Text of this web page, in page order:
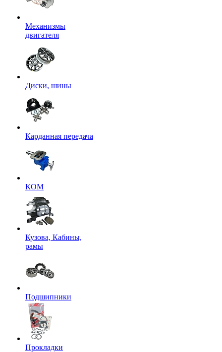
Механизмы
двигателя
Диски, шины
Карданная передача
КОМ
Кузова, Кабины,
рамы
Подшипники
Прокладки